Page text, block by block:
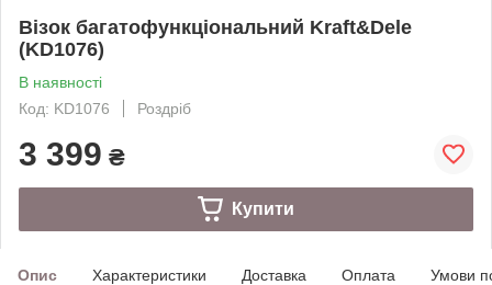
Візок багатофункціональний Kraft&Dele
(KD1076)
В наявності
Код: KD1076
Роздріб
3 399 ₴
Купити
Опис Характеристики Доставка Оплата Умови